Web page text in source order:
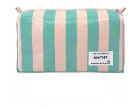
ーガンディー、オフホワイト